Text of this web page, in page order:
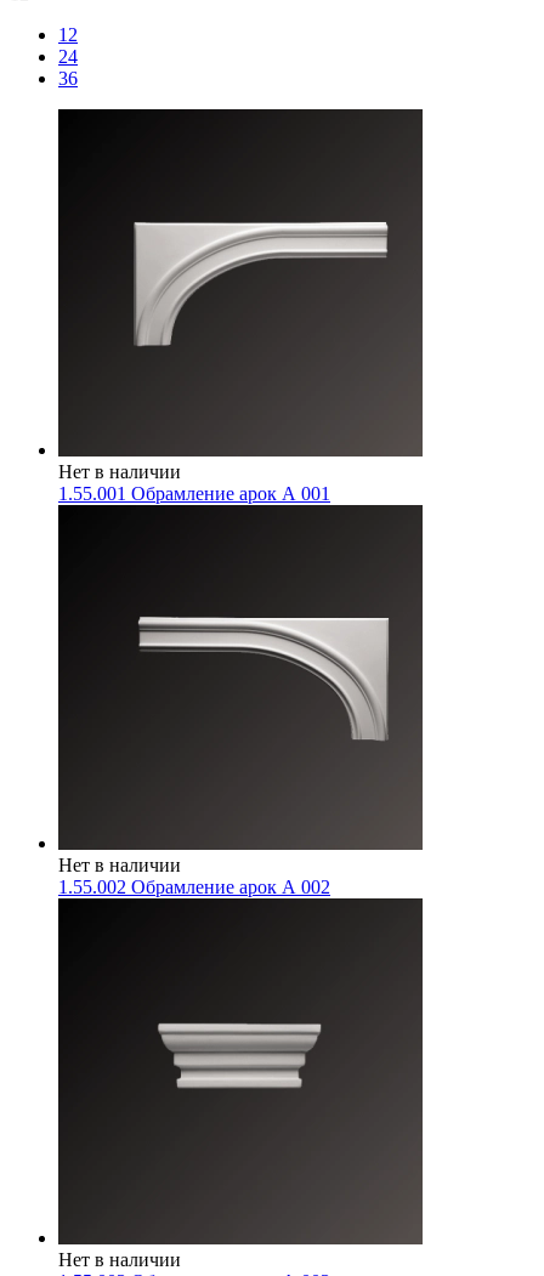
12
24
36
Нет в наличии
1.55.001 Обрамление арок А 001
Нет в наличии
1.55.002 Обрамление арок А 002
Нет в наличии